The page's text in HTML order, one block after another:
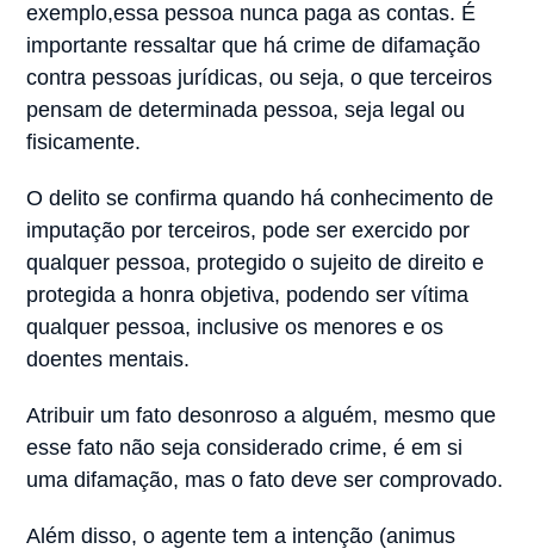
exemplo,essa pessoa nunca paga as contas. É
importante ressaltar que há crime de difamação
contra pessoas jurídicas, ou seja, o que terceiros
pensam de determinada pessoa, seja legal ou
fisicamente.
O delito se confirma quando há conhecimento de
imputação por terceiros, pode ser exercido por
qualquer pessoa, protegido o sujeito de direito e
protegida a honra objetiva, podendo ser vítima
qualquer pessoa, inclusive os menores e os
doentes mentais.
Atribuir um fato desonroso a alguém, mesmo que
esse fato não seja considerado crime, é em si
uma difamação, mas o fato deve ser comprovado.
Além disso, o agente tem a intenção (animus